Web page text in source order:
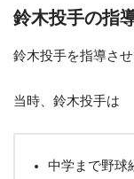
鈴木投手の指
鈴木投手を指導さ
当時、鈴木投手は
中学まで野球